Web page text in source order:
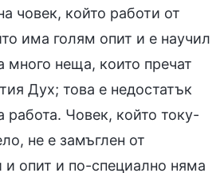
човек, който работи от
има голям опит и е научил
много неща, които пречат
Дух; това е недостатък
работа. Човек, който току-
не е замъглен от
и опит и по-специално няма